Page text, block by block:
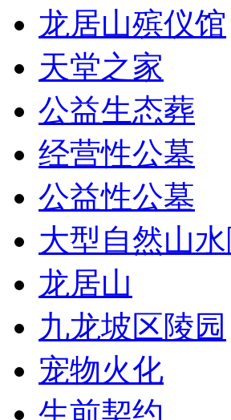
龙居山殡仪馆
天堂之家
公益生态葬
经营性公墓
公益性公墓
大型自然山水
龙居山
九龙坡区陵园
宠物火化